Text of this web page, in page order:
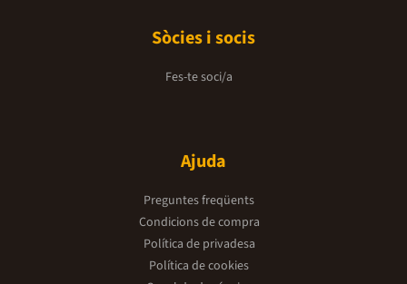
Sòcies i socis
Fes-te soci/a
Ajuda
Preguntes freqüents
Condicions de compra
Política de privadesa
Política de cookies